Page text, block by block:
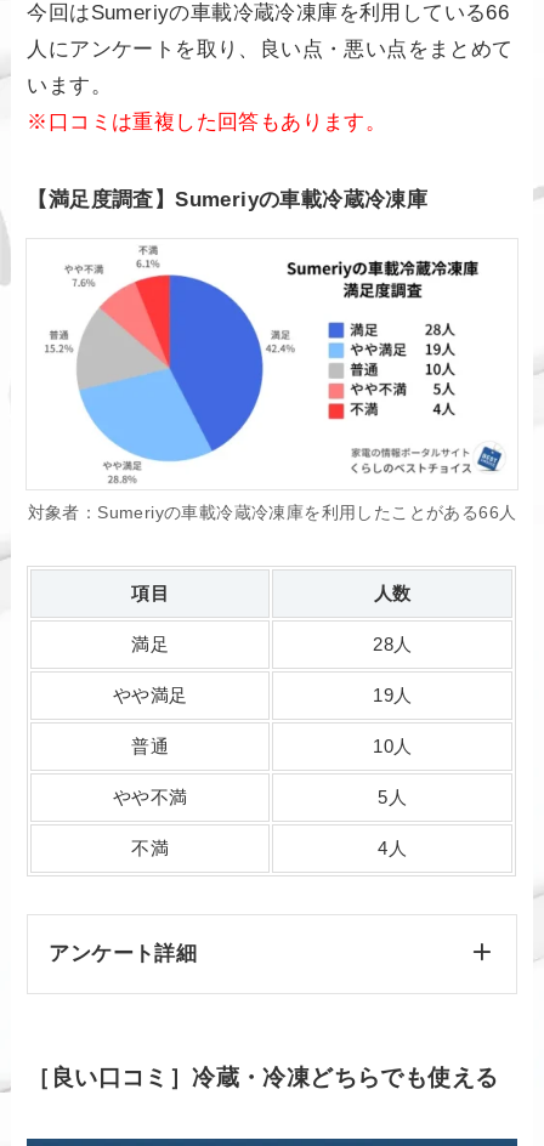
今回はSumeriyの車載冷蔵冷凍庫を利用している66
人にアンケートを取り、良い点・悪い点をまとめて
います。
※口コミは重複した回答もあります。
【満足度調査】Sumeriyの車載冷蔵冷凍庫
対象者：Sumeriyの車載冷蔵冷凍庫を利用したことがある66人
項目 人数
満足 28人
やや満足 19人
普通 10人
やや不満 5人
不満 4人
アンケート詳細
［良い口コミ］冷蔵・冷凍どちらでも使える